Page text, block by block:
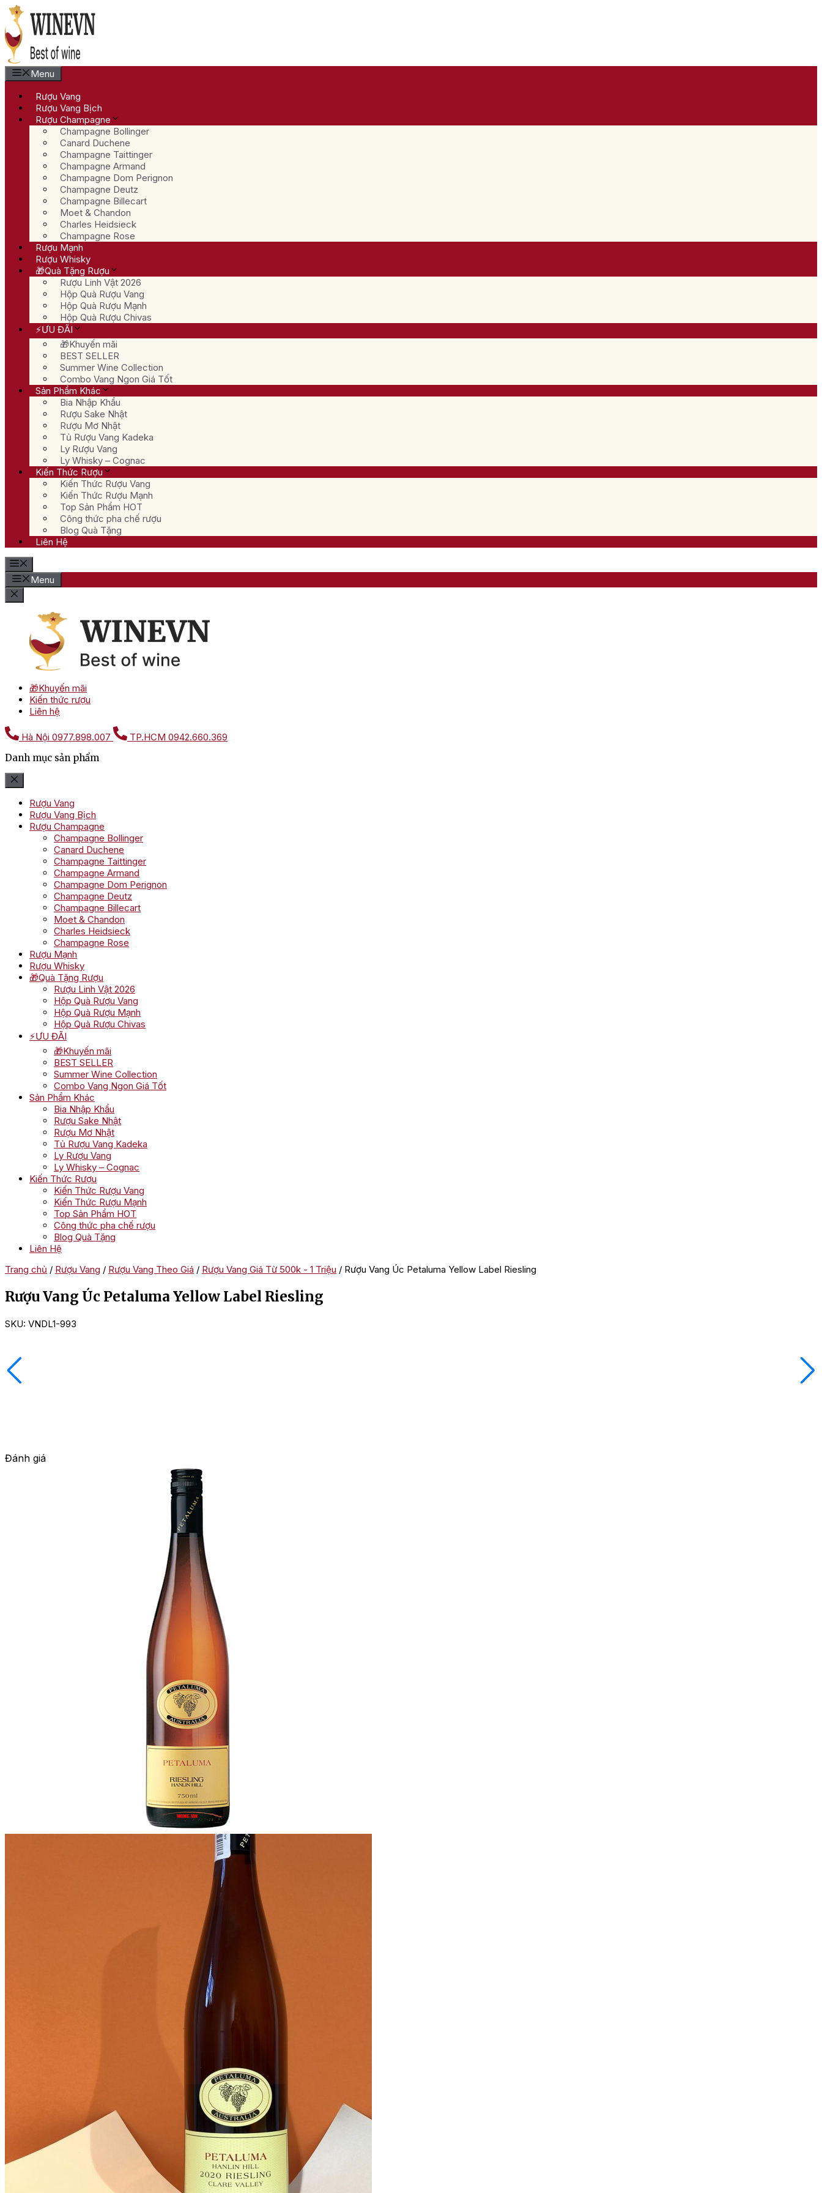
Chuyển
đến
nội
dung
Menu
Rượu Vang
Rượu Vang Bịch
Rượu Champagne
Champagne Bollinger
Canard Duchene
Champagne Taittinger
Champagne Armand
Champagne Dom Perignon
Champagne Deutz
Champagne Billecart
Moet & Chandon
Charles Heidsieck
Champagne Rose
Rượu Mạnh
Rượu Whisky
🎁Quà Tặng Rượu
Rượu Linh Vật 2026
Hộp Quà Rượu Vang
Hộp Quà Rượu Mạnh
Hộp Quà Rượu Chivas
⚡ƯU ĐÃI
🎁Khuyến mãi
BEST SELLER
Summer Wine Collection
Combo Vang Ngon Giá Tốt
Sản Phẩm Khác
Bia Nhập Khẩu
Rượu Sake Nhật
Rượu Mơ Nhật
Tủ Rượu Vang Kadeka
Ly Rượu Vang
Ly Whisky – Cognac
Kiến Thức Rượu
Kiến Thức Rượu Vang
Kiến Thức Rượu Mạnh
Top Sản Phẩm HOT
Công thức pha chế rượu
Blog Quà Tặng
Liên Hệ
Menu
🎁Khuyến mãi
Kiến thức rượu
Liên hệ
Hà Nội 0977.898.007 TP.HCM 0942.660.369
Danh mục sản phẩm
Rượu Vang
Rượu Vang Bịch
Rượu Champagne
Champagne Bollinger
Canard Duchene
Champagne Taittinger
Champagne Armand
Champagne Dom Perignon
Champagne Deutz
Champagne Billecart
Moet & Chandon
Charles Heidsieck
Champagne Rose
Rượu Mạnh
Rượu Whisky
🎁Quà Tặng Rượu
Rượu Linh Vật 2026
Hộp Quà Rượu Vang
Hộp Quà Rượu Mạnh
Hộp Quà Rượu Chivas
⚡ƯU ĐÃI
🎁Khuyến mãi
BEST SELLER
Summer Wine Collection
Combo Vang Ngon Giá Tốt
Sản Phẩm Khác
Bia Nhập Khẩu
Rượu Sake Nhật
Rượu Mơ Nhật
Tủ Rượu Vang Kadeka
Ly Rượu Vang
Ly Whisky – Cognac
Kiến Thức Rượu
Kiến Thức Rượu Vang
Kiến Thức Rượu Mạnh
Top Sản Phẩm HOT
Công thức pha chế rượu
Blog Quà Tặng
Liên Hệ
Trang chủ / Rượu Vang / Rượu Vang Theo Giá / Rượu Vang Giá Từ 500k - 1 Triệu / Rượu Vang Úc Petaluma Yellow Label Riesling
Rượu Vang Úc Petaluma Yellow Label Riesling
SKU: VNDL1-993
Đánh giá